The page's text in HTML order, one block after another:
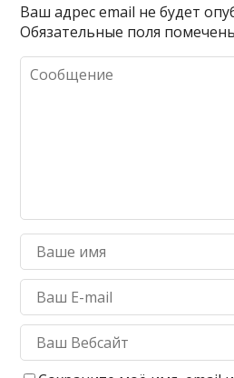
Ваш адрес email не будет
Обязательные поля